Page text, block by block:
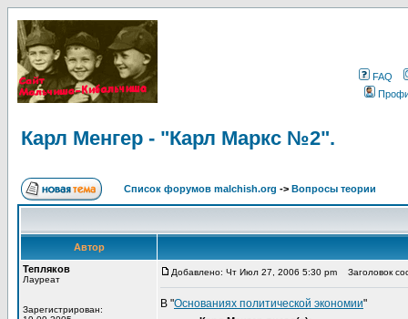
FAQ
Карл Менгер - "Карл Маркс №2".
Список форумов malchish.org -> Вопросы теории
Автор
Тепляков
Лауреат
Зарегистрирован:
Добавлено: Чт Июл 27, 2006 5:30 pm Заголовок
В "Основаниях политической экономии"